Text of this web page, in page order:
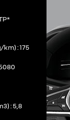
km) 175
5,8